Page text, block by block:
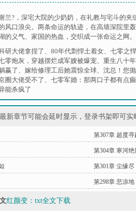
兰?，深宅大院的少奶奶，在礼教与宅斗的
口浪尖。两条命运的轨迹，在高墙深院里
的义气、家国的热血，交织成一张命运之网
研大佬拿捏了、 80年代剽悍土着女、 七零之
零炮灰，穿越摆烂成军嫂被爆宠、 重生八十
赢了 、 嫁给修理工后她震惊全球、 沈总！您
圈大佬受不了、 七零军婚：那两口子都有点癫
能杀疯了
新章节可能会延时显示，登录书架即可实
第307章 超度
第304章 寒河绝
第301章 尘缘尽
第298章 悲凉
红颜变：txt全文下载